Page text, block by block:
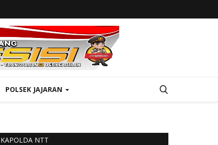
POLSEK JAJARAN
KAPOLDA NTT